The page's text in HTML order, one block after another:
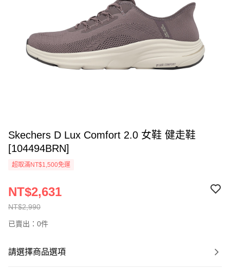
Skechers D Lux Comfort 2.0 女鞋 健走鞋
[104494BRN]
超取滿NT$1,500免運
NT$2,990
NT$2,631
已賣出：0件
請選擇商品選項